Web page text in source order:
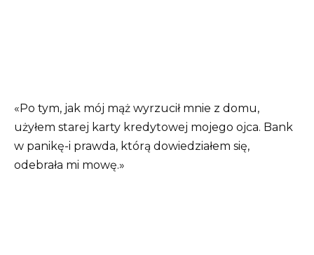
«Po tym, jak mój mąż wyrzucił mnie z domu,
użyłem starej karty kredytowej mojego ojca. Bank
w panikę-i prawda, którą dowiedziałem się,
odebrała mi mowę.»